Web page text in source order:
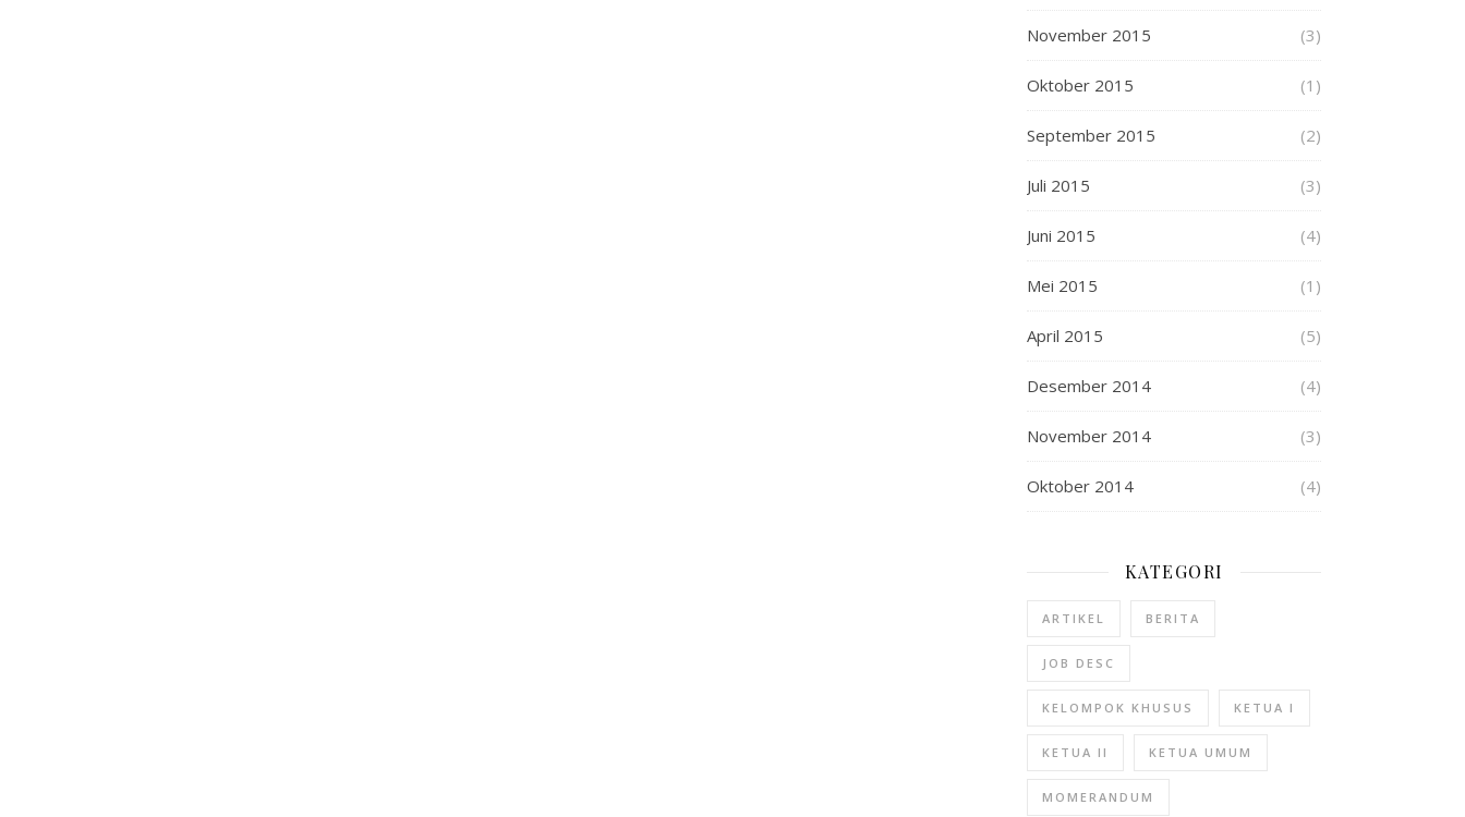
November 2015 (3)
Oktober 2015 (1)
September 2015 (2)
Juli 2015 (3)
Juni 2015 (4)
Mei 2015 (1)
April 2015 (5)
Desember 2014 (4)
November 2014 (3)
Oktober 2014 (4)
KATEGORI
ARTIKEL BERITA
JOB DESC
KELOMPOK KHUSUS KETUA I
KETUA II KETUA UMUM
MOMERANDUM